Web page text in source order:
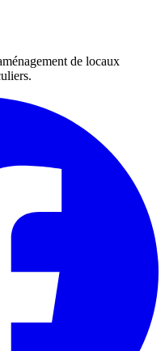
de locaux